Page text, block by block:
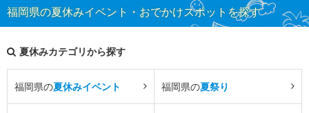
福岡県の夏休みイベント・おでかけスポットを探す
夏休みカテゴリから探す
福岡県の夏休みイベント 福岡県の夏祭り